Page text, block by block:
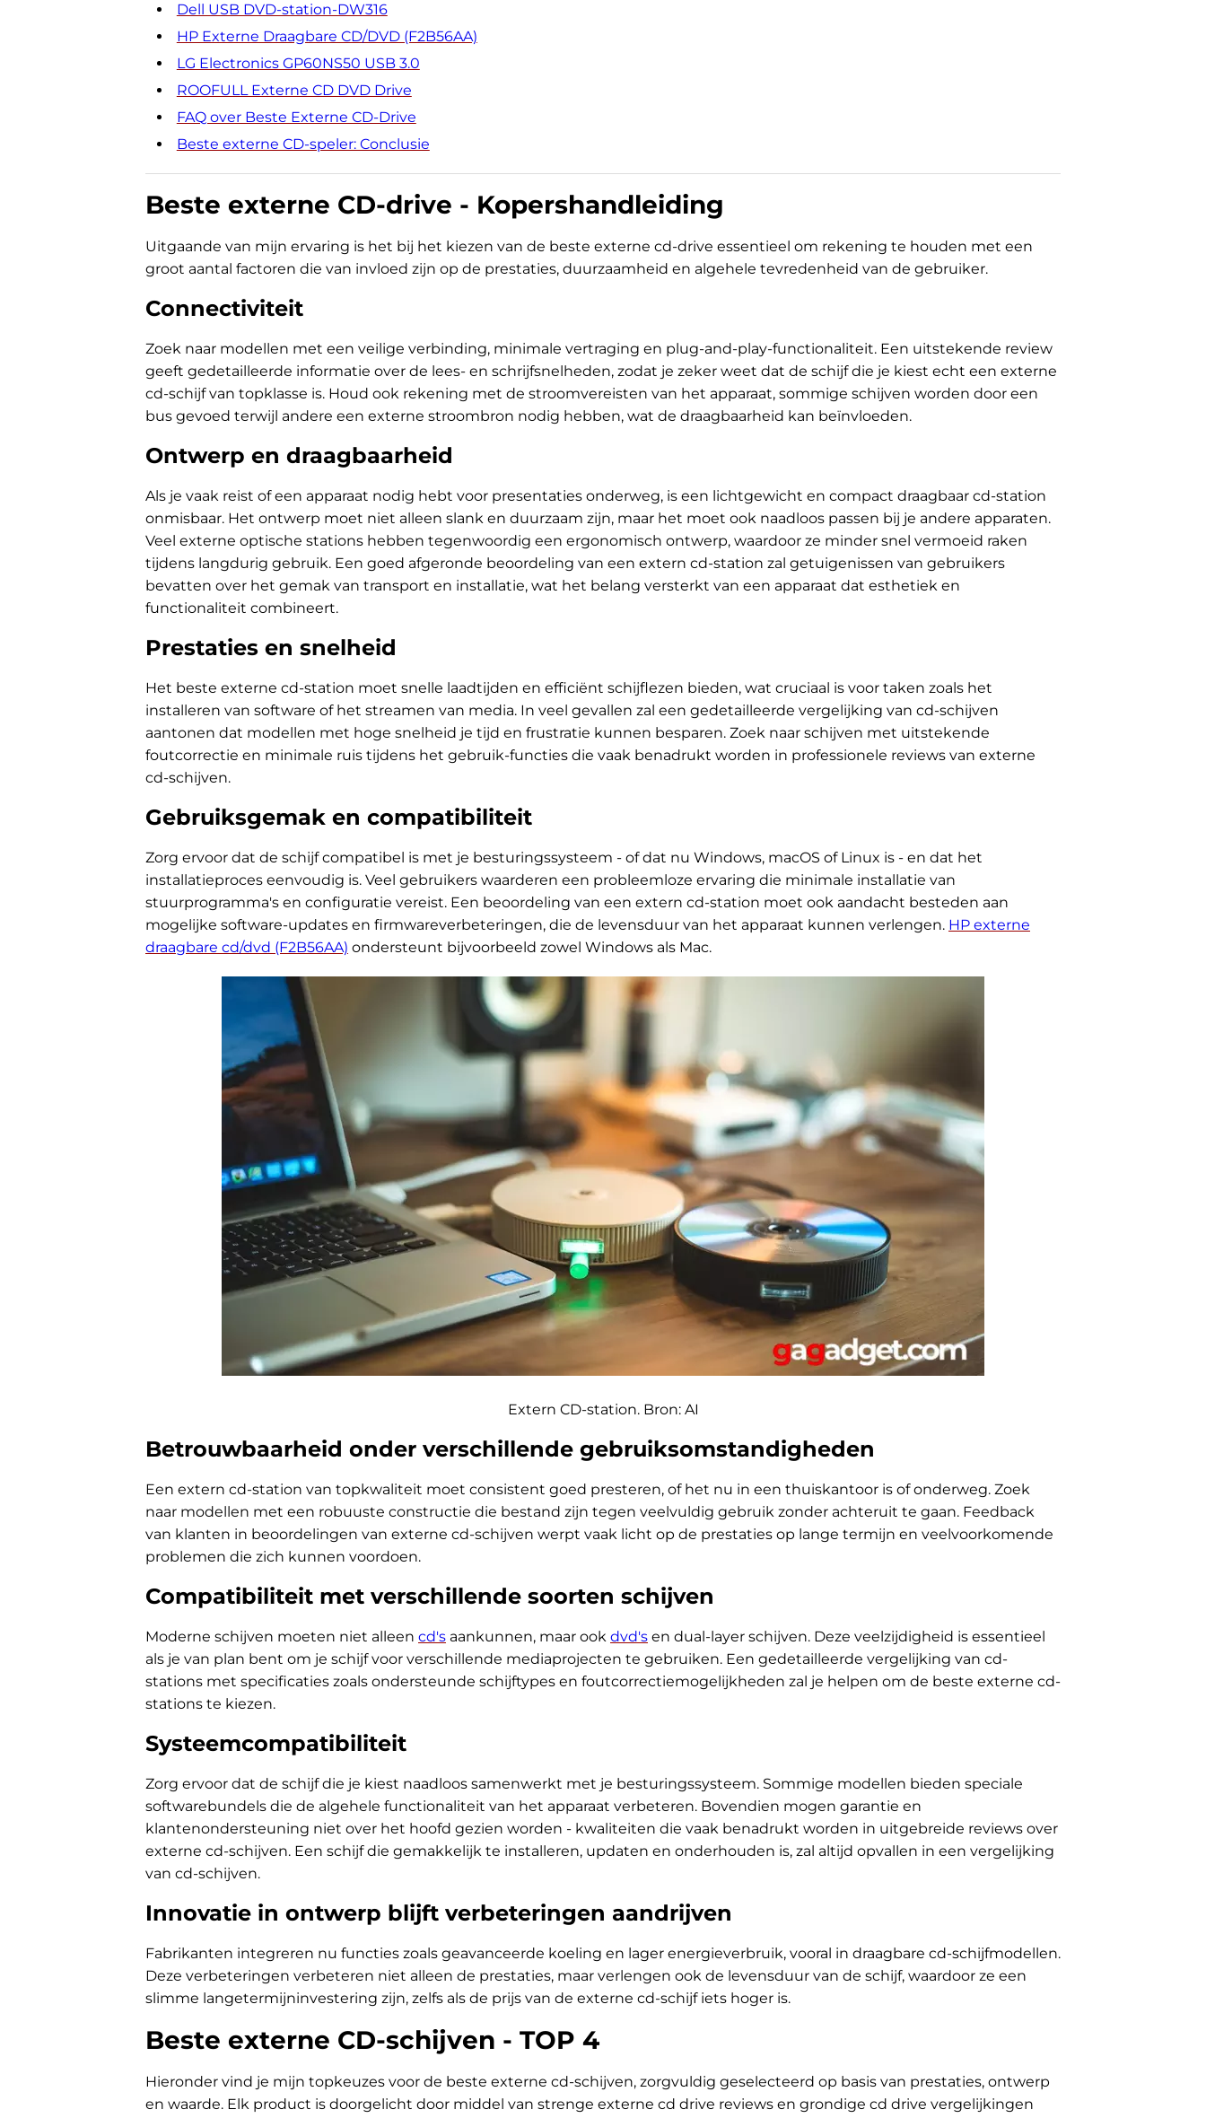
Dell USB DVD-station-DW316
HP Externe Draagbare CD/DVD (F2B56AA)
LG Electronics GP60NS50 USB 3.0
ROOFULL Externe CD DVD Drive
FAQ over Beste Externe CD-Drive
Beste externe CD-speler: Conclusie
Beste externe CD-drive - Kopershandleiding
Uitgaande van mijn ervaring is het bij het kiezen van de beste externe cd-drive essentieel om rekening te houden met een
groot aantal factoren die van invloed zijn op de prestaties, duurzaamheid en algehele tevredenheid van de gebruiker.
Connectiviteit
Zoek naar modellen met een veilige verbinding, minimale vertraging en plug-and-play-functionaliteit. Een uitstekende review
geeft gedetailleerde informatie over de lees- en schrijfsnelheden, zodat je zeker weet dat de schijf die je kiest echt een externe
cd-schijf van topklasse is. Houd ook rekening met de stroomvereisten van het apparaat, sommige schijven worden door een
bus gevoed terwijl andere een externe stroombron nodig hebben, wat de draagbaarheid kan beïnvloeden.
Ontwerp en draagbaarheid
Als je vaak reist of een apparaat nodig hebt voor presentaties onderweg, is een lichtgewicht en compact draagbaar cd-station
onmisbaar. Het ontwerp moet niet alleen slank en duurzaam zijn, maar het moet ook naadloos passen bij je andere apparaten.
Veel externe optische stations hebben tegenwoordig een ergonomisch ontwerp, waardoor ze minder snel vermoeid raken
tijdens langdurig gebruik. Een goed afgeronde beoordeling van een extern cd-station zal getuigenissen van gebruikers
bevatten over het gemak van transport en installatie, wat het belang versterkt van een apparaat dat esthetiek en
functionaliteit combineert.
Prestaties en snelheid
Het beste externe cd-station moet snelle laadtijden en efficiënt schijflezen bieden, wat cruciaal is voor taken zoals het
installeren van software of het streamen van media. In veel gevallen zal een gedetailleerde vergelijking van cd-schijven
aantonen dat modellen met hoge snelheid je tijd en frustratie kunnen besparen. Zoek naar schijven met uitstekende
foutcorrectie en minimale ruis tijdens het gebruik-functies die vaak benadrukt worden in professionele reviews van externe
cd-schijven.
Gebruiksgemak en compatibiliteit
Zorg ervoor dat de schijf compatibel is met je besturingssysteem - of dat nu Windows, macOS of Linux is - en dat het
installatieproces eenvoudig is. Veel gebruikers waarderen een probleemloze ervaring die minimale installatie van
stuurprogramma's en configuratie vereist. Een beoordeling van een extern cd-station moet ook aandacht besteden aan
mogelijke software-updates en firmwareverbeteringen, die de levensduur van het apparaat kunnen verlengen. HP externe
draagbare cd/dvd (F2B56AA) ondersteunt bijvoorbeeld zowel Windows als Mac.
Extern CD-station. Bron: AI
Betrouwbaarheid onder verschillende gebruiksomstandigheden
Een extern cd-station van topkwaliteit moet consistent goed presteren, of het nu in een thuiskantoor is of onderweg. Zoek
naar modellen met een robuuste constructie die bestand zijn tegen veelvuldig gebruik zonder achteruit te gaan. Feedback
van klanten in beoordelingen van externe cd-schijven werpt vaak licht op de prestaties op lange termijn en veelvoorkomende
problemen die zich kunnen voordoen.
Compatibiliteit met verschillende soorten schijven
Moderne schijven moeten niet alleen cd's aankunnen, maar ook dvd's en dual-layer schijven. Deze veelzijdigheid is essentieel
als je van plan bent om je schijf voor verschillende mediaprojecten te gebruiken. Een gedetailleerde vergelijking van cd-
stations met specificaties zoals ondersteunde schijftypes en foutcorrectiemogelijkheden zal je helpen om de beste externe cd-
stations te kiezen.
Systeemcompatibiliteit
Zorg ervoor dat de schijf die je kiest naadloos samenwerkt met je besturingssysteem. Sommige modellen bieden speciale
softwarebundels die de algehele functionaliteit van het apparaat verbeteren. Bovendien mogen garantie en
klantenondersteuning niet over het hoofd gezien worden - kwaliteiten die vaak benadrukt worden in uitgebreide reviews over
externe cd-schijven. Een schijf die gemakkelijk te installeren, updaten en onderhouden is, zal altijd opvallen in een vergelijking
van cd-schijven.
Innovatie in ontwerp blijft verbeteringen aandrijven
Fabrikanten integreren nu functies zoals geavanceerde koeling en lager energieverbruik, vooral in draagbare cd-schijfmodellen.
Deze verbeteringen verbeteren niet alleen de prestaties, maar verlengen ook de levensduur van de schijf, waardoor ze een
slimme langetermijninvestering zijn, zelfs als de prijs van de externe cd-schijf iets hoger is.
Beste externe CD-schijven - TOP 4
Hieronder vind je mijn topkeuzes voor de beste externe cd-schijven, zorgvuldig geselecteerd op basis van prestaties, ontwerp
en waarde. Elk product is doorgelicht door middel van strenge externe cd drive reviews en grondige cd drive vergelijkingen